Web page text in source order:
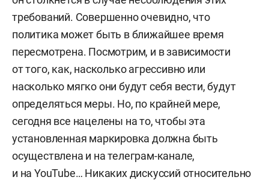
требований. Совершенно очевидно, что
политика может быть в ближайшее время
пересмотрена. Посмотрим, и в зависимости
от того, как, насколько агрессивно или
насколько мягко они будут себя вести, будут
определяться меры. Но, по крайней мере,
сегодня все нацелены на то, чтобы эта
установленная маркировка должна быть
осуществлена и на телеграм-канале,
и на YouTube… Никаких дискуссий относительно